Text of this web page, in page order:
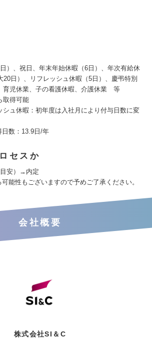
）、祝日、年末年始休暇（6日）、年次有給休
20日）、リフレッシュ休暇（5日）、慶弔特別
育児休業、子の看護休暇、介護休業 等
取得可能
ュ休暇：初年度は入社月により付与日数に変
数：13.9日/年
セスか
安）→内定
能性もございますので予めご了承ください。
会社概要
株式会社SI＆C